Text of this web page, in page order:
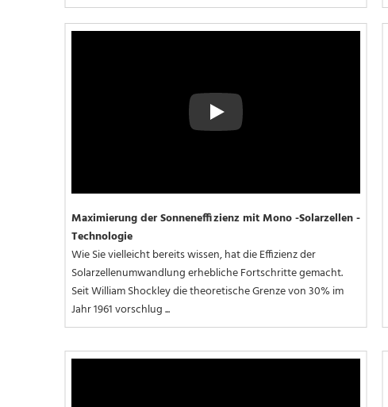
Play
Maximierung der Sonneneffizienz mit Mono -Solarzellen -
Technologie
Wie Sie vielleicht bereits wissen, hat die Effizienz der
Solarzellenumwandlung erhebliche Fortschritte gemacht.
Seit William Shockley die theoretische Grenze von 30% im
Jahr 1961 vorschlug ...